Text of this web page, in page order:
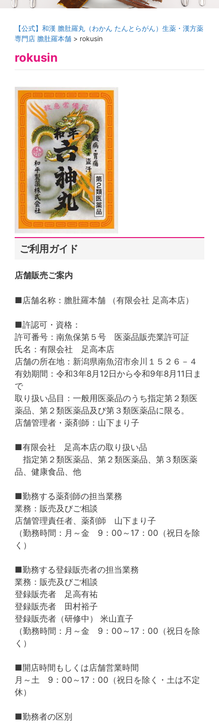
【公式】和漢 膽肚羅丸（わかん たんとらがん）生薬・漢方薬
専門店 膽肚羅本舗 > rokusin
rokusin
ご利用ガイド
店舗販売ご案内
■店舗名称：膽肚羅本舗 （有限会社 足高本店）
■許認可・資格：
許可番号：南魚保第５号 医薬品販売業許可証
氏名：有限会社 足高本店
店舗の所在地：新潟県南魚沼市余川１５２６－４
有効期間：令和3年8月12日から令和9年8月11日ま
で
取り扱い品目：一般用医薬品のうち指定第２類医
薬品、第２類医薬品及び第３類医薬品に限る。
店舗管理者・薬剤師：山下まり子
■有限会社 足高本店の取り扱い品
指定第２類医薬品、第２類医薬品、第３類医薬
品、健康食品、他
■勤務する薬剤師の担当業務
業務：販売及びご相談
店舗管理責任者、薬剤師 山下まり子
（勤務時間：月～金 9：00～17：00（祝日を除
く）
■勤務する登録販売者の担当業務
業務：販売及びご相談
登録販売者 足高有祐
登録販売者 田村裕子
登録販売者（研修中） 米山直子
（勤務時間：月～金 9：00～17：00（祝日を除
く）
■開店時間もしくは店舗営業時間
月～土 9：00～17：00（祝日を除く・土は不定
休）
■勤務者の区別